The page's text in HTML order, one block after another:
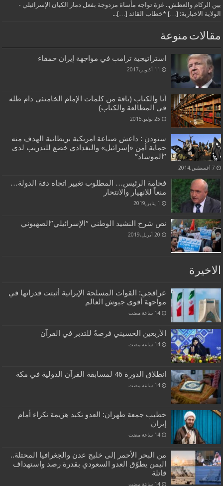
بين الركام والعطش.. غزة تواجه مأساة مزدوجة بفعل دمار الكيان الإسرائيلي -
الولاية الاخبارية: […] *خطاب القائد […]...
مقالات منوعة
استراتيجية ترامب في مواجهة إيران حمقاء
11 أكتوبر,2017
أنا والكتاب (باقة من كلمات الإمام الخامنئي دام ظله
في المطالعة والكتاب)
25 يوليو,2015
سنودن : داعش صناعة امريكية بريطانية الهدف منه
حماية أمن «إسرائيل» والبغدادي خضع للتدريب لدى
”الموساد”
7 أغسطس,2014
فخامة الرئيس… المطلوب تغيير اتجاه دفة الدولة…
منعاً للانهيار والانتحار
1 يناير,2019
نص شرح النشيد الوطني “الإسرائيلي”الصهيوني
20 أبريل,2019
الاخيرة
عراقجي: القوات المسلحة الإيرانية أثبتت قدراتها في
مواجهة أقوى جيوش العالم
‏14 ساعة مضت
الأربعين الحسيني فرصةٌ للتدبر في القرآن
‏14 ساعة مضت
انطلاق الدورة 46 لمسابقة القرآن الدولية في مكة
‏14 ساعة مضت
خطيب جمعة طهران: العدو تكبد هزيمة نكراء أمام
إيران
‏14 ساعة مضت
من البحر الأحمر إلى خليج عدن والجغرافيا المحتلة..
اليمن يطوّق العدو السعودي بقدرة رصد واستهداف
قاتلة
‏14 ساعة مضت